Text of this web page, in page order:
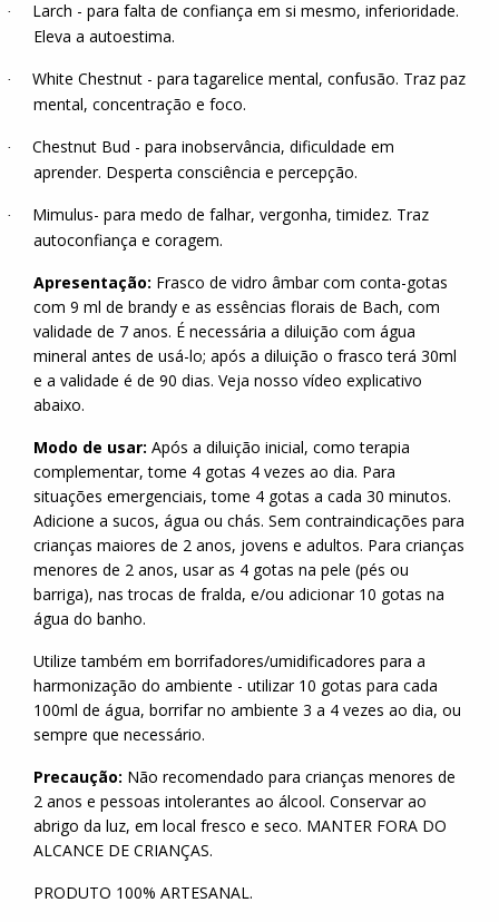
·
Larch - para falta de confiança em si mesmo, inferioridade.
Eleva a autoestima.
·
White Chestnut - para tagarelice mental, confusão. Traz paz
mental, concentração e foco.
·
Chestnut Bud - para inobservância, dificuldade em
aprender. Desperta consciência e percepção.
·
Mimulus- para medo de falhar, vergonha, timidez. Traz
autoconfiança e coragem.
Apresentação: Frasco de vidro âmbar com conta-gotas
com 9 ml de brandy e as essências florais de Bach, com
validade de 7 anos. É necessária a diluição com água
mineral antes de usá-lo; após a diluição o frasco terá 30ml
e a validade é de 90 dias. Veja nosso vídeo explicativo
abaixo.
Modo de usar: Após a diluição inicial, como terapia
complementar, tome 4 gotas 4 vezes ao dia. Para
situações emergenciais, tome 4 gotas a cada 30 minutos.
Adicione a sucos, água ou chás. Sem contraindicações para
crianças maiores de 2 anos, jovens e adultos. Para crianças
menores de 2 anos, usar as 4 gotas na pele (pés ou
barriga), nas trocas de fralda, e/ou adicionar 10 gotas na
água do banho.
Utilize também em borrifadores/umidificadores para a
harmonização do ambiente - utilizar 10 gotas para cada
100ml de água, borrifar no ambiente 3 a 4 vezes ao dia, ou
sempre que necessário.
Precaução: Não recomendado para crianças menores de
2 anos e pessoas intolerantes ao álcool. Conservar ao
abrigo da luz, em local fresco e seco. MANTER FORA DO
ALCANCE DE CRIANÇAS.
PRODUTO 100% ARTESANAL.